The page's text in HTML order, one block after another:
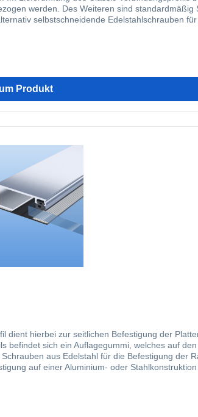
werden. Des Weiteren sind
selbstschneidende Edelstahlschrauben
unsere Randprofile bieten wir Ihnen hier
Verlegesystem optisch noch einmal
Verlegung unserer Profile.
Produkt
hierbei zur seitlichen Befestigung der
sich ein Auflagegummi, welches auf
aus Edelstahl für die Befestigung der
auf einer Aluminium- oder
unsere Verbindungsprofile bieten wir Ihnen
Verlegesystem optisch noch einmal
Verlegung unserer Profile.